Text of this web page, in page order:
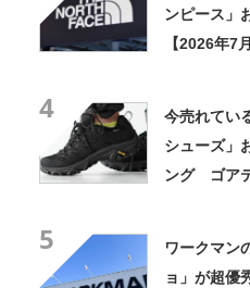
ンピース」
【2026年7
4
今売れてい
シューズ」
ング ゴア
5
ワークマン
ョ」が超優